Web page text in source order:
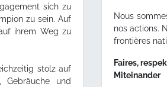
sich zu
zu sein. Auf
ihrem Weg zu
stolz auf
Gebräuche und
Nous
nos actions.
frontières
Faires,
Miteinander